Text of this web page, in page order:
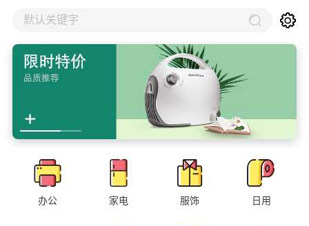
默认关键字
办公 家电 服饰 日用